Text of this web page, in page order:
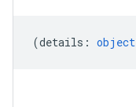
(details : object